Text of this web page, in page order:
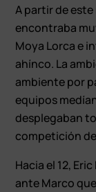
A partir de
encontraba
Moya Lorca e
ahínco. La
ambiente por
equipos
desplegaban
competición
Hacia el 12,
ante Marco